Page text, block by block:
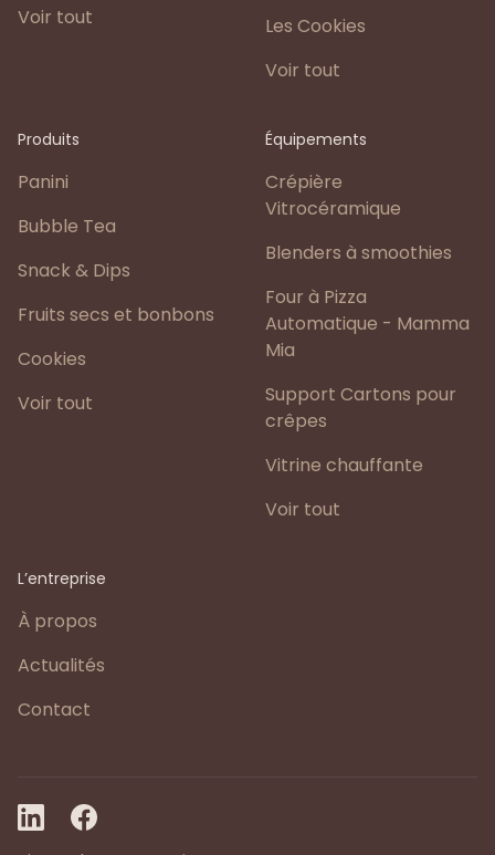
Voir tout
Les Cookies
Voir tout
Produits
Panini
Bubble Tea
Snack & Dips
Fruits secs et bonbons
Cookies
Voir tout
Équipements
Crépière
Vitrocéramique
Blenders à smoothies
Four à Pizza
Automatique - Mamma
Mia
Support Cartons pour
crêpes
Vitrine chauffante
Voir tout
L’entreprise
À propos
Actualités
Contact